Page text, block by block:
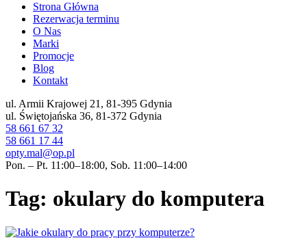
Strona Główna
Rezerwacja terminu
O Nas
Marki
Promocje
Blog
Kontakt
ul. Armii Krajowej 21, 81-395 Gdynia
ul. Świętojańska 36, 81-372 Gdynia
58 661 67 32
58 661 17 44
opty.mal@op.pl
Pon. – Pt. 11:00–18:00, Sob. 11:00–14:00
Tag: okulary do komputera